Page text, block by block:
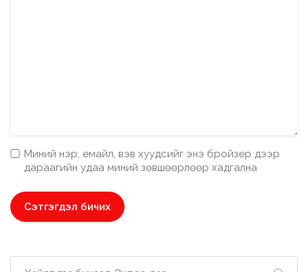
Миний нэр, емайл, вэв хуудсийг энэ бройзер дээр
дараагийн удаа миний зөвшөөрлөөр хадгална